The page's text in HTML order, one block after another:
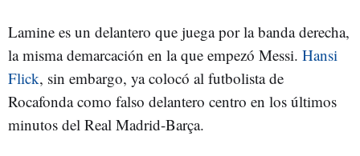
Lamine es un delantero que juega por la banda derecha,
la misma demarcación en la que empezó Messi. Hansi
Flick, sin embargo, ya colocó al futbolista de
Rocafonda como falso delantero centro en los últimos
minutos del Real Madrid-Barça.